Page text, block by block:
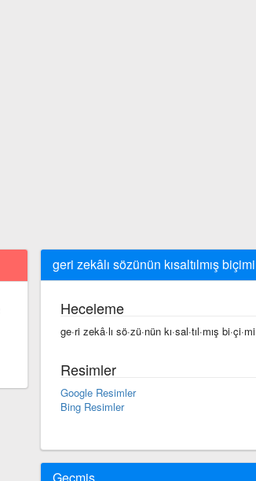
geri zekâlı sözünün kısaltılmış biçimi
Heceleme
ge·ri zekâ·lı sö·zü·nün kı·sal·tıl·mış bi·çi·mi
Resimler
Google Resimler
Bing Resimler
Geçmiş